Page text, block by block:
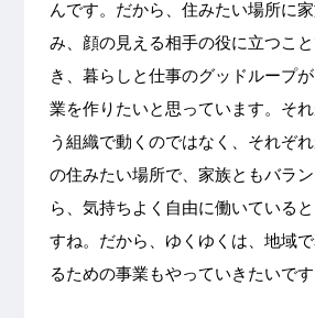
んです。だから、住みたい場所に
み、顔の見える相手の役に立つこ
き、暮らしと仕事のグッドループ
業を作りたいと思っています。それ
う組織で動くのではなく、それぞ
の住みたい場所で、家族ともバラ
ら、気持ちよく自由に働いている
すね。だから、ゆくゆくは、地域
るための事業もやっていきたいです